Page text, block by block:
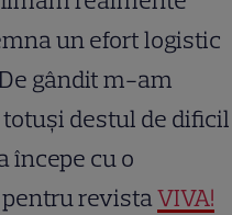
un efort logistic
gândit m-am
totuși destul de dificil
începe cu o
pentru revistaVIVA!